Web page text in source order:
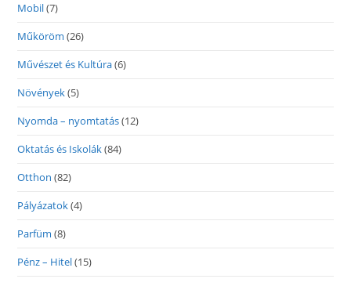
Mobil(7)
Műköröm (26)
Művészet és Kultúra(6)
Növények(5)
Nyomda – nyomtatás(12)
Oktatás és Iskolák(84)
Otthon (82)
Pályázatok(4)
Parfüm (8)
Pénz – Hitel(15)